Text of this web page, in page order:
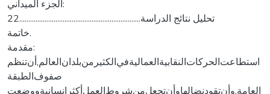
الجزء الميداني:
تحليل نتائج الدراسة...................................................................22
خاتمة.
‌‌‌مقدمة:
‌‌‌‌استطاعت‌الحركات‌النقابية‌العمالية‌في‌الكثير‌من‌بلدان‌العالم‌,أن‌تنظم‌
صفوف‌الطبقة‌
العامة‌,و‌أن‌تقود‌نضالها‌و‌أن‌تجعل‌من‌شروط‌العمل‌أكثر‌إنسانية‌و‌وضعت‌